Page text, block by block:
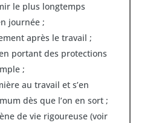
le plus longtemps
journée ;
après le travail ;
portant des protections
;
au travail et s’en
dès que l’on en sort ;
de vie rigoureuse (voir